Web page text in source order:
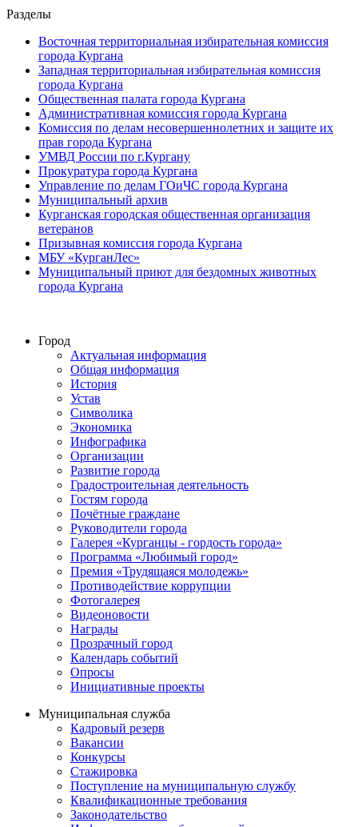
Разделы
Восточная территориальная избирательная комиссия
города Кургана
Западная территориальная избирательная комиссия
города Кургана
Общественная палата города Кургана
Административная комиссия города Кургана
Комиссия по делам несовершеннолетних и защите их
прав города Кургана
УМВД России по г.Кургану
Прокуратура города Кургана
Управление по делам ГОиЧС города Кургана
Муниципальный архив
Курганская городская общественная организация
ветеранов
Призывная комиссия города Кургана
МБУ «КурганЛес»
Муниципальный приют для бездомных животных
города Кургана
Город
Актуальная информация
Общая информация
История
Устав
Символика
Экономика
Инфографика
Организации
Развитие города
Градостроительная деятельность
Гостям города
Почётные граждане
Руководители города
Галерея «Курганцы - гордость города»
Программа «Любимый город»
Премия «Трудящаяся молодежь»
Противодействие коррупции
Фотогалерея
Видеоновости
Награды
Прозрачный город
Календарь событий
Опросы
Инициативные проекты
Муниципальная служба
Кадровый резерв
Вакансии
Конкурсы
Стажировка
Поступление на муниципальную службу
Квалификационные требования
Законодательство